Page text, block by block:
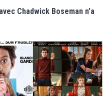
Chadwick Boseman n’a